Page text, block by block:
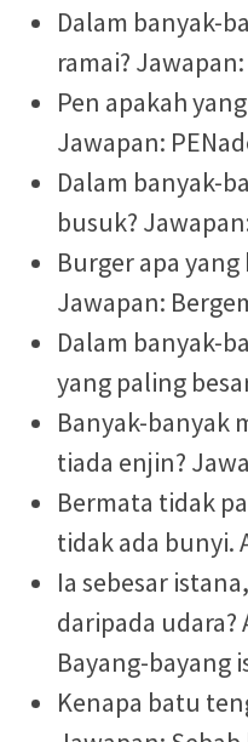
Dalam banyak-
ramai?
Pen apakah
Jawapan:
Dalam banyak-
busuk?
Burger apa
Jawapan:
Dalam banyak-
yang paling
Banyak-banyak
tiada enjin?
Bermata tidak
tidak ada bunyi.
Ia sebesar
daripada udara?
Bayang-bayang
Kenapa batu